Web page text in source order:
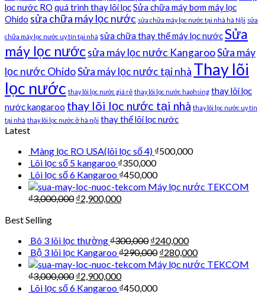
lọc nước RO quá trình thay lõi lọcSửa chữa máy bơm máy lọc
Ohido sửa chữa máy lọc nước sửa chữa máy lọc nước tại nhà hà Nội sửa
chữa máy lọc nước uy tín tại nhà sửa chữa thay thế máy lọc nướcSửa
máy lọc nướcsửa máy lọc nước KangarooSửa máy
lọc nước OhidoSửa máy lọc nước tại nhà Thay lõi
lọc nước thay lõi lọc nước giá rẻ thay lõi lọc nước haohsing thay lõi lọc
nước kangaroo thay lõi lọc nước tại nhà thay lõi lọc nước uy tín
tại nhà thay lõi lọc nước ở hà nội thay thế lõi lọc nước
Latest
Màng lọc RO USA(lõi lọc số 4) ₫500,000
Lõi lọc số 5 kangaroo ₫350,000
Lõi lọc số 6 Kangaroo ₫450,000
Máy lọc nước TEKCOM
₫3,000,000 ₫2,900,000
Best Selling
Bô 3 lõi lọc thường₫300,000 ₫240,000
Bộ 3 lõi lọc Kangaroo₫290,000 ₫280,000
Máy lọc nước TEKCOM
₫3,000,000 ₫2,900,000
Lõi lọc số 6 Kangaroo ₫450,000